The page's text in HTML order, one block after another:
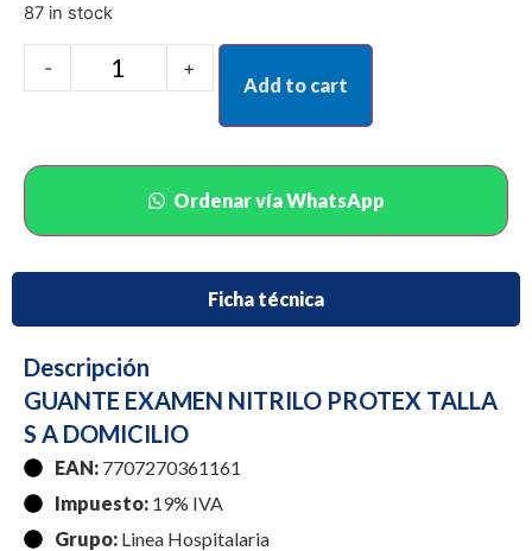
87 in stock
- +
Add to cart
Ordenar vía WhatsApp
Ficha técnica
Descripción
GUANTE EXAMEN NITRILO PROTEX TALLA
S A DOMICILIO
EAN: 7707270361161
Impuesto: 19% IVA
Grupo: Linea Hospitalaria